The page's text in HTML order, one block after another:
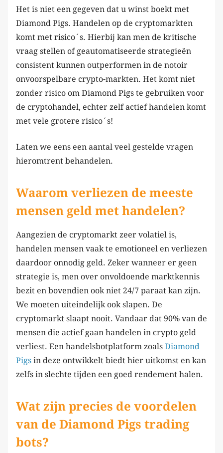
Het is niet een gegeven dat u winst boekt met
Diamond Pigs. Handelen op de cryptomarkten
komt met risico´s. Hierbij kan men de kritische
vraag stellen of geautomatiseerde strategieën
consistent kunnen outperformen in de notoir
onvoorspelbare crypto-markten. Het komt niet
zonder risico om Diamond Pigs te gebruiken voor
de cryptohandel, echter zelf actief handelen komt
met vele grotere risico´s!
Laten we eens een aantal veel gestelde vragen
hieromtrent behandelen.
Waarom verliezen de meeste
mensen geld met handelen?
Aangezien de cryptomarkt zeer volatiel is,
handelen mensen vaak te emotioneel en verliezen
daardoor onnodig geld. Zeker wanneer er geen
strategie is, men over onvoldoende marktkennis
bezit en bovendien ook niet 24/7 paraat kan zijn.
We moeten uiteindelijk ook slapen. De
cryptomarkt slaapt nooit. Vandaar dat 90% van de
mensen die actief gaan handelen in crypto geld
verliest. Een handelsbotplatform zoals Diamond
Pigs in deze ontwikkelt biedt hier uitkomst en kan
zelfs in slechte tijden een goed rendement halen.
Wat zijn precies de voordelen
van de Diamond Pigs trading
bots?